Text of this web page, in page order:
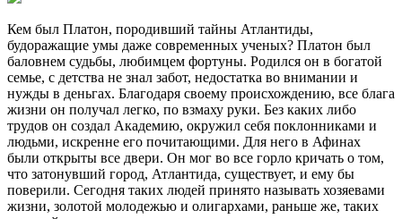
Кем был Платон, породивший тайны Атлантиды,
будоражащие умы даже современных ученых? Платон был
баловнем судьбы, любимцем фортуны. Родился он в богатой
семье, с детства не знал забот, недостатка во внимании и
нужды в деньгах. Благодаря своему происхождению, все блага
жизни он получал легко, по взмаху руки. Без каких либо
трудов он создал Академию, окружил себя поклонниками и
людьми, искренне его почитающими. Для него в Афинах
были открыты все двери. Он мог во все горло кричать о том,
что затонувший город, Атлантида, существует, и ему бы
поверили. Сегодня таких людей принято называть хозяевами
жизни, золотой молодежью и олигархами, раньше же, таких